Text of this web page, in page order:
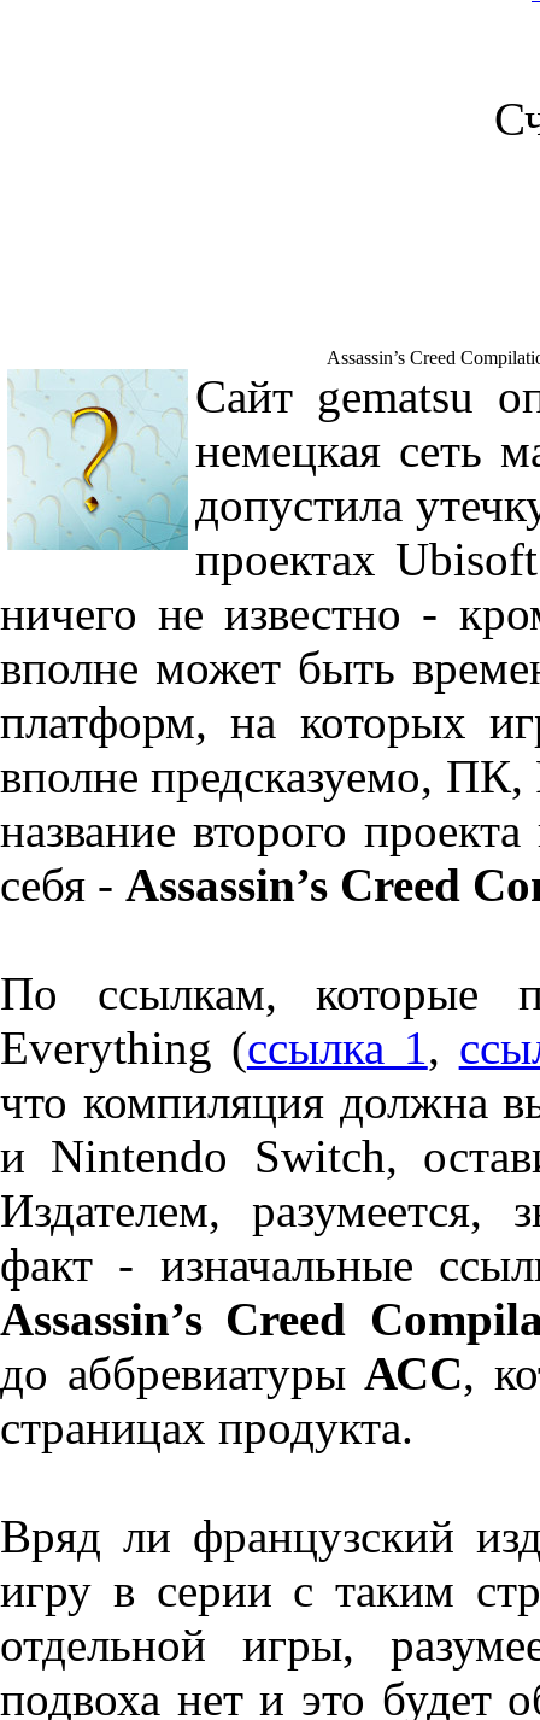
Assassin’s Creed
Сайт gematsu
немецкая сеть
допустила
проектах
ничего не известно -
вполне может быть
платформ, на которых
вполне предсказуемо,
название второго
себя - Assassin’s Creed
По ссылкам, которые
Everything (ссылка 1,
что компиляция должна
и Nintendo Switch,
Издателем, разумеется,
факт - изначальные
Assassin’s Creed
до аббревиатурыАСС,
страницах продукта.
Вряд ли французский
игру в серии с таким
отдельной игры,
подвоха нет и это будет